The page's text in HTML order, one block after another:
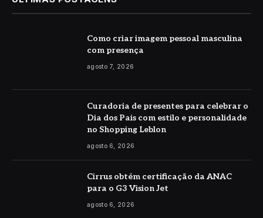
Como criar imagem pessoal masculina
com presença
agosto 7, 2026
Curadoria de presentes para celebrar o
Dia dos Pais com estilo e personalidade
no Shopping Leblon
agosto 6, 2026
Cirrus obtém certificação da ANAC
para o G3 Vision Jet
agosto 6, 2026